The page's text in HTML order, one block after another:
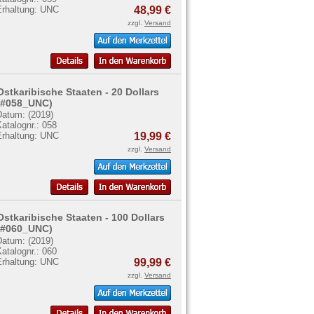
UNC
48,99 €
zzgl. Versand
Staaten - 20 Dollars
(2019)
058
UNC
19,99 €
zzgl. Versand
Staaten - 100 Dollars
(2019)
060
UNC
99,99 €
zzgl. Versand